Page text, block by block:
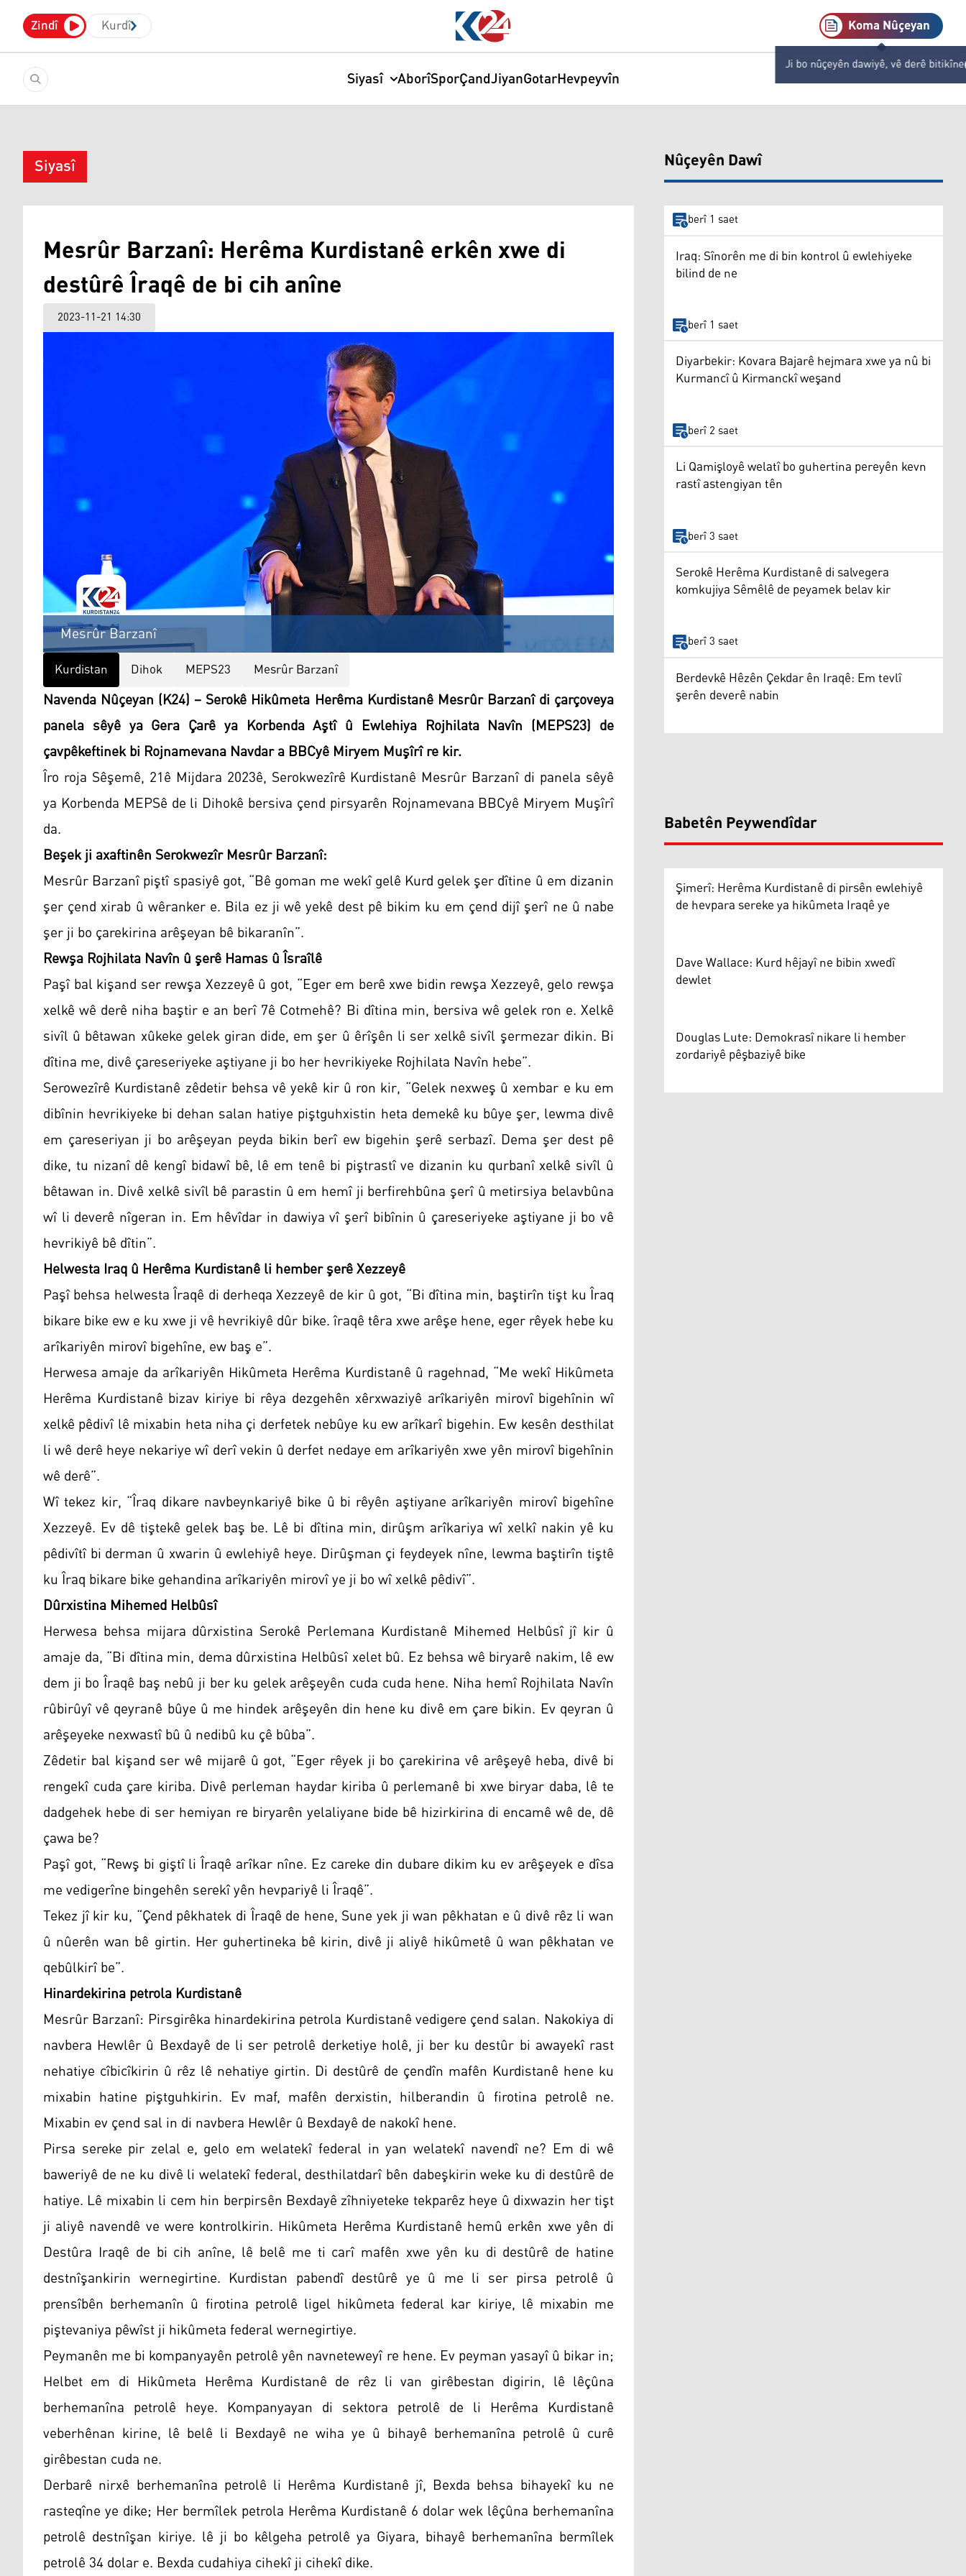
Zindî Kurdî Koma Nûçeyan
Ji bo nûçeyên dawiyê, vê derê bitikîne
Siyasî AborîSporÇandJiyanGotarHevpeyvîn
Siyasî
Mesrûr Barzanî: Herêma Kurdistanê erkên xwe di
destûrê Îraqê de bi cih anîne
2023-11-21 14:30
Mesrûr Barzanî
Kurdistan Dihok MEPS23 Mesrûr Barzanî
Navenda Nûçeyan (K24) – Serokê Hikûmeta Herêma Kurdistanê Mesrûr Barzanî di çarçoveya
panela sêyê ya Gera Çarê ya Korbenda Aştî û Ewlehiya Rojhilata Navîn (MEPS23) de
çavpêkeftinek bi Rojnamevana Navdar a BBCyê Miryem Muşîrî re kir.
Îro roja Sêşemê, 21ê Mijdara 2023ê, Serokwezîrê Kurdistanê Mesrûr Barzanî di panela sêyê
ya Korbenda MEPSê de li Dihokê bersiva çend pirsyarên Rojnamevana BBCyê Miryem Muşîrî
da.
Beşek ji axaftinên Serokwezîr Mesrûr Barzanî:
Mesrûr Barzanî piştî spasiyê got, “Bê goman me wekî gelê Kurd gelek şer dîtine û em dizanin
şer çend xirab û wêranker e. Bila ez ji wê yekê dest pê bikim ku em çend dijî şerî ne û nabe
şer ji bo çarekirina arêşeyan bê bikaranîn”.
Rewşa Rojhilata Navîn û şerê Hamas û Îsraîlê
Paşî bal kişand ser rewşa Xezzeyê û got, “Eger em berê xwe bidin rewşa Xezzeyê, gelo rewşa
xelkê wê derê niha baştir e an berî 7ê Cotmehê? Bi dîtina min, bersiva wê gelek ron e. Xelkê
sivîl û bêtawan xûkeke gelek giran dide, em şer û êrîşên li ser xelkê sivîl şermezar dikin. Bi
dîtina me, divê çareseriyeke aştiyane ji bo her hevrikiyeke Rojhilata Navîn hebe”.
Serowezîrê Kurdistanê zêdetir behsa vê yekê kir û ron kir, “Gelek nexweş û xembar e ku em
dibînin hevrikiyeke bi dehan salan hatiye piştguhxistin heta demekê ku bûye şer, lewma divê
em çareseriyan ji bo arêşeyan peyda bikin berî ew bigehin şerê serbazî. Dema şer dest pê
dike, tu nizanî dê kengî bidawî bê, lê em tenê bi piştrastî ve dizanin ku qurbanî xelkê sivîl û
bêtawan in. Divê xelkê sivîl bê parastin û em hemî ji berfirehbûna şerî û metirsiya belavbûna
wî li deverê nîgeran in. Em hêvîdar in dawiya vî şerî bibînin û çareseriyeke aştiyane ji bo vê
hevrikiyê bê dîtin”.
Helwesta Iraq û Herêma Kurdistanê li hember şerê Xezzeyê
Paşî behsa helwesta Îraqê di derheqa Xezzeyê de kir û got, “Bi dîtina min, baştirîn tişt ku Îraq
bikare bike ew e ku xwe ji vê hevrikiyê dûr bike. îraqê têra xwe arêşe hene, eger rêyek hebe ku
arîkariyên mirovî bigehîne, ew baş e”.
Herwesa amaje da arîkariyên Hikûmeta Herêma Kurdistanê û ragehnad, “Me wekî Hikûmeta
Herêma Kurdistanê bizav kiriye bi rêya dezgehên xêrxwaziyê arîkariyên mirovî bigehînin wî
xelkê pêdivî lê mixabin heta niha çi derfetek nebûye ku ew arîkarî bigehin. Ew kesên desthilat
li wê derê heye nekariye wî derî vekin û derfet nedaye em arîkariyên xwe yên mirovî bigehînin
wê derê”.
Wî tekez kir, “Îraq dikare navbeynkariyê bike û bi rêyên aştiyane arîkariyên mirovî bigehîne
Xezzeyê. Ev dê tiştekê gelek baş be. Lê bi dîtina min, dirûşm arîkariya wî xelkî nakin yê ku
pêdivîtî bi derman û xwarin û ewlehiyê heye. Dirûşman çi feydeyek nîne, lewma baştirîn tiştê
ku Îraq bikare bike gehandina arîkariyên mirovî ye ji bo wî xelkê pêdivî”.
Dûrxistina Mihemed Helbûsî
Herwesa behsa mijara dûrxistina Serokê Perlemana Kurdistanê Mihemed Helbûsî jî kir û
amaje da, “Bi dîtina min, dema dûrxistina Helbûsî xelet bû. Ez behsa wê biryarê nakim, lê ew
dem ji bo Îraqê baş nebû ji ber ku gelek arêşeyên cuda cuda hene. Niha hemî Rojhilata Navîn
rûbirûyî vê qeyranê bûye û me hindek arêşeyên din hene ku divê em çare bikin. Ev qeyran û
arêşeyeke nexwastî bû û nedibû ku çê bûba”.
Zêdetir bal kişand ser wê mijarê û got, “Eger rêyek ji bo çarekirina vê arêşeyê heba, divê bi
rengekî cuda çare kiriba. Divê perleman haydar kiriba û perlemanê bi xwe biryar daba, lê te
dadgehek hebe di ser hemiyan re biryarên yelaliyane bide bê hizirkirina di encamê wê de, dê
çawa be?
Paşî got, “Rewş bi giştî li Îraqê arîkar nîne. Ez careke din dubare dikim ku ev arêşeyek e dîsa
me vedigerîne bingehên serekî yên hevpariyê li Îraqê”.
Tekez jî kir ku, “Çend pêkhatek di Îraqê de hene, Sune yek ji wan pêkhatan e û divê rêz li wan
û nûerên wan bê girtin. Her guhertineka bê kirin, divê ji aliyê hikûmetê û wan pêkhatan ve
qebûlkirî be”.
Hinardekirina petrola Kurdistanê
Mesrûr Barzanî: Pirsgirêka hinardekirina petrola Kurdistanê vedigere çend salan. Nakokiya di
navbera Hewlêr û Bexdayê de li ser petrolê derketiye holê, ji ber ku destûr bi awayekî rast
nehatiye cîbicîkirin û rêz lê nehatiye girtin. Di destûrê de çendîn mafên Kurdistanê hene ku
mixabin hatine piştguhkirin. Ev maf, mafên derxistin, hilberandin û firotina petrolê ne.
Mixabin ev çend sal in di navbera Hewlêr û Bexdayê de nakokî hene.
Pirsa sereke pir zelal e, gelo em welatekî federal in yan welatekî navendî ne? Em di wê
baweriyê de ne ku divê li welatekî federal, desthilatdarî bên dabeşkirin weke ku di destûrê de
hatiye. Lê mixabin li cem hin berpirsên Bexdayê zîhniyeteke tekparêz heye û dixwazin her tişt
ji aliyê navendê ve were kontrolkirin. Hikûmeta Herêma Kurdistanê hemû erkên xwe yên di
Destûra Iraqê de bi cih anîne, lê belê me ti carî mafên xwe yên ku di destûrê de hatine
destnîşankirin wernegirtine. Kurdistan pabendî destûrê ye û me li ser pirsa petrolê û
prensîbên berhemanîn û firotina petrolê ligel hikûmeta federal kar kiriye, lê mixabin me
piştevaniya pêwîst ji hikûmeta federal wernegirtiye.
Peymanên me bi kompanyayên petrolê yên navneteweyî re hene. Ev peyman yasayî û bikar in;
Helbet em di Hikûmeta Herêma Kurdistanê de rêz li van girêbestan digirin, lê lêçûna
berhemanîna petrolê heye. Kompanyayan di sektora petrolê de li Herêma Kurdistanê
veberhênan kirine, lê belê li Bexdayê ne wiha ye û bihayê berhemanîna petrolê û curê
girêbestan cuda ne.
Derbarê nirxê berhemanîna petrolê li Herêma Kurdistanê jî, Bexda behsa bihayekî ku ne
rasteqîne ye dike; Her bermîlek petrola Herêma Kurdistanê 6 dolar wek lêçûna berhemanîna
petrolê destnîşan kiriye. lê ji bo kêlgeha petrolê ya Giyara, bihayê berhemanîna bermîlek
petrolê 34 dolar e. Bexda cudahiya cihekî ji cihekî dike.
Nûçeyên Dawî
berî 1 saet
Iraq: Sînorên me di bin kontrol û ewlehiyeke
bilind de ne
berî 1 saet
Diyarbekir: Kovara Bajarê hejmara xwe ya nû bi
Kurmancî û Kirmanckî weşand
berî 2 saet
Li Qamişloyê welatî bo guhertina pereyên kevn
rastî astengiyan tên
berî 3 saet
Serokê Herêma Kurdistanê di salvegera
komkujiya Sêmêlê de peyamek belav kir
berî 3 saet
Berdevkê Hêzên Çekdar ên Iraqê: Em tevlî
şerên deverê nabin
Babetên Peywendîdar
Şimerî: Herêma Kurdistanê di pirsên ewlehiyê
de hevpara sereke ya hikûmeta Iraqê ye
Dave Wallace: Kurd hêjayî ne bibin xwedî
dewlet
Douglas Lute: Demokrasî nikare li hember
zordariyê pêşbaziyê bike